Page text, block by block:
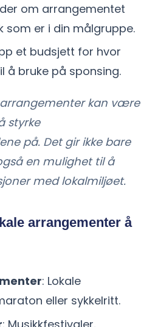
om arrangementet
som er i din målgruppe.
et budsjett for hvor
å bruke på sponsing.
arrangementer kan være
styrke
på. Det gir ikke bare
en mulighet til å
med lokalmiljøet.
arrangementer å
: Lokale
eller sykkelritt.